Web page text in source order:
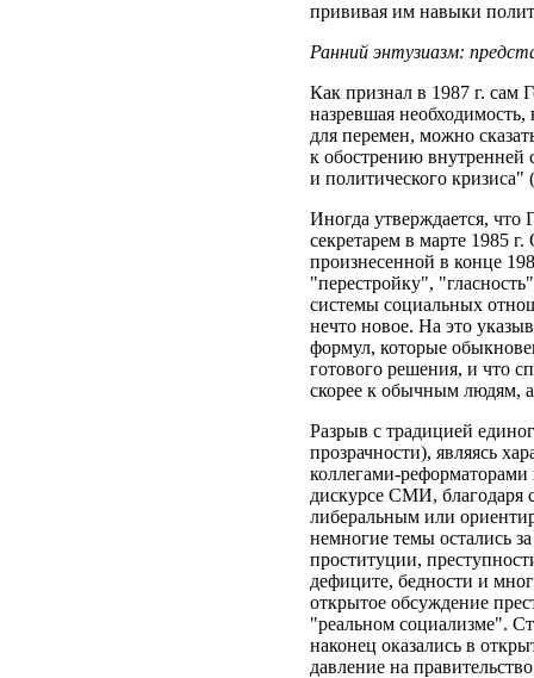
прививая им навыки
Ранний энтузиазм:
Как признал в 1987 г. сам
назревшая
для перемен, можно
к обострению внутренней
и политического кризиса"
Иногда утверждается, что
секретарем в марте 1985
произнесенной в конце
"перестройку",
системы социальных
нечто новое. На это
формул, которые
готового решения, и что
скорее к обычным людям,
Разрыв с традицией
прозрачности), являясь
коллегами-
дискурсе СМИ, благодаря
либеральным или
немногие темы остались
проституции,
дефиците, бедности и
открытое обсуждение
"реальном социализме".
наконец оказались в
давление на